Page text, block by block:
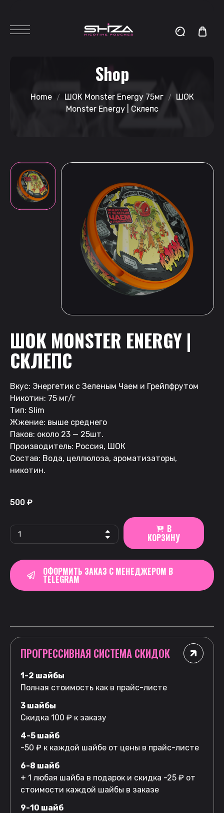
Shop
Home ШОК Monster Energy 75мг
ШОК
Monster Energy | Склепс
ШОК MONSTER ENERGY |
СКЛЕПС
Вкус: Энергетик с Зеленым Чаем и Грейпфрутом
Никотин: 75 мг/г
Тип: Slim
Жжение: выше среднего
Паков: около 23 — 25шт.
Производитель: Россия, ШОК
Состав: Вода, целлюлоза, ароматизаторы,
никотин.
500 ₽
В
КОРЗИНУ
ОФОРМИТЬ ЗАКАЗ С МЕНЕДЖЕРОМ В
TELEGRAM
ПРОГРЕССИВНАЯ СИСТЕМА СКИДОК
1-2 шайбы
Полная стоимость как в прайс-листе
3 шайбы
Скидка 100 ₽ к заказу
4-5 шайб
-50 ₽ к каждой шайбе от цены в прайс-листе
6-8 шайб
+ 1 любая шайба в подарок и скидка -25 ₽ от
стоимости каждой шайбы в заказе
9-10 шайб